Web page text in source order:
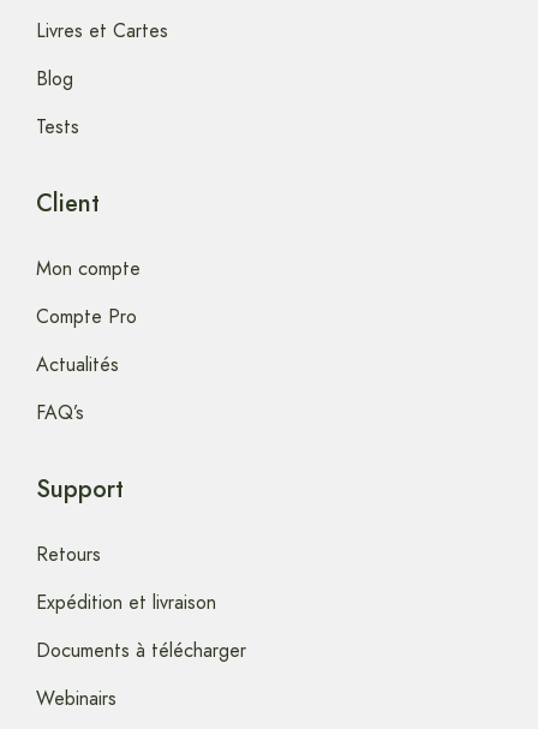
Livres et Cartes
Blog
Tests
Client
Mon compte
Compte Pro
Actualités
FAQ’s
Support
Retours
Expédition et livraison
Documents à télécharger
Webinairs